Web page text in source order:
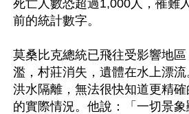
死亡人數恐超過1,000人，罹難
前的統計數字。
莫桑比克總統已飛往受影響地
濫，村莊消失，遺體在水上漂
洪水隔離，無法很快知道更精
的實際情況。他說：「一切景